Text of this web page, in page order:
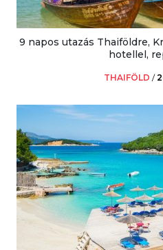
9 napos utazás Thaiföldre,
hotellel,
THAIFÖLD /